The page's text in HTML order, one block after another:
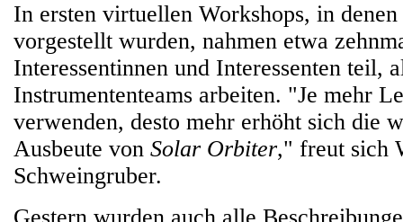
In ersten virtuellen Workshops, in
vorgestellt wurden, nahmen etwa
Interessentinnen und Interessenten teil,
Instrumententeams arbeiten. "Je mehr
verwenden, desto mehr erhöht sich die
Ausbeute von Solar Orbiter," freut sich
Schweingruber.